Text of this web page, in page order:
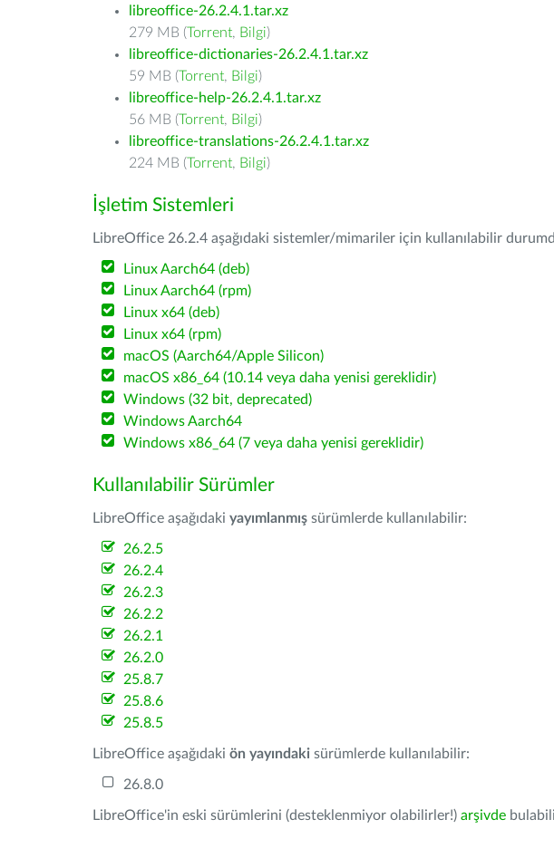
libreoffice-26.2.4.1.tar.xz
279 MB (Torrent, Bilgi)
libreoffice-dictionaries-26.2.4.1.tar.xz
59 MB (Torrent, Bilgi)
libreoffice-help-26.2.4.1.tar.xz
56 MB (Torrent, Bilgi)
libreoffice-translations-26.2.4.1.tar.xz
224 MB (Torrent, Bilgi)
İşletim Sistemleri
LibreOffice 26.2.4 aşağıdaki sistemler/mimariler için kullanılabilir
Linux Aarch64 (deb)
Linux Aarch64 (rpm)
Linux x64 (deb)
Linux x64 (rpm)
macOS (Aarch64/Apple Silicon)
macOS x86_64 (10.14 veya daha yenisi gereklidir)
Windows (32 bit, deprecated)
Windows Aarch64
Windows x86_64 (7 veya daha yenisi gereklidir)
Kullanılabilir Sürümler
LibreOffice aşağıdaki yayımlanmış sürümlerde kullanılabilir:
26.2.5
26.2.4
26.2.3
26.2.2
26.2.1
26.2.0
25.8.7
25.8.6
25.8.5
LibreOffice aşağıdaki ön yayındaki sürümlerde kullanılabilir:
26.8.0
LibreOffice'in eski sürümlerini (desteklenmiyor olabilirler!) arşivde